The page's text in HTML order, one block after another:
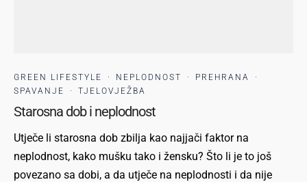
GREEN LIFESTYLE · NEPLODNOST · PREHRANA
·
SPAVANJE
· TJELOVJEŽBA
Starosna dob i neplodnost
Utječe li starosna dob zbilja kao najjači faktor na
neplodnost, kako mušku tako i žensku? Što li je to još
povezano sa dobi, a da utječe na neplodnosti i da nije